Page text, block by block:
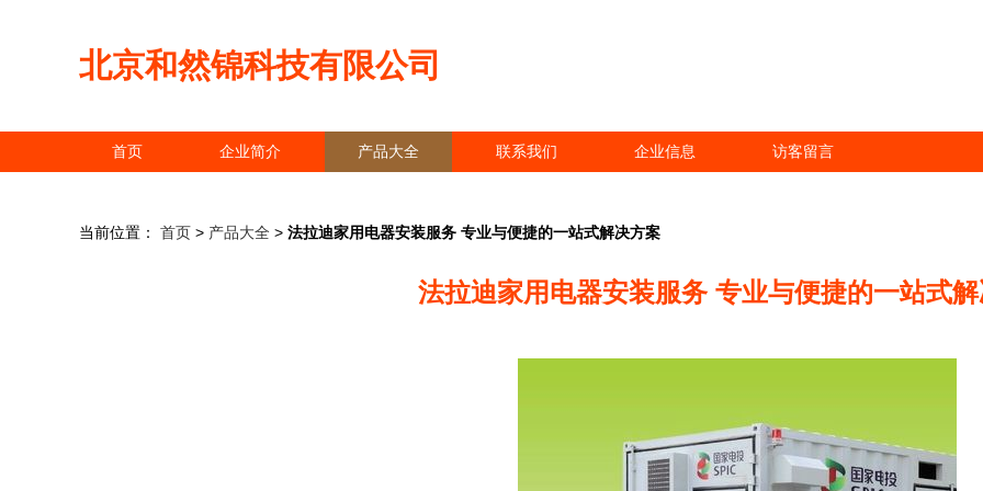
北京和然锦科技有限公司
首页 企业简介 产品大全 联系我们 企业信息 访客留言
当前位置： 首页 > 产品大全 > 法拉迪家用电器安装服务 专业与便捷的一站式解决方案
法拉迪家用电器安装服务 专业与便捷的一站式